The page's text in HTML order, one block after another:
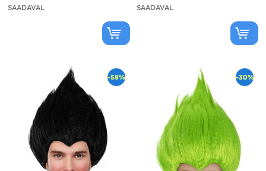
SAADAVAL SAADAVAL
-58% -30%